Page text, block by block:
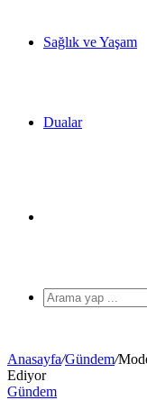
Sağlık ve Yaşam
Dualar
görünümü
değiştir
Anasayfa/Gündem/
Ediyor
Gündem